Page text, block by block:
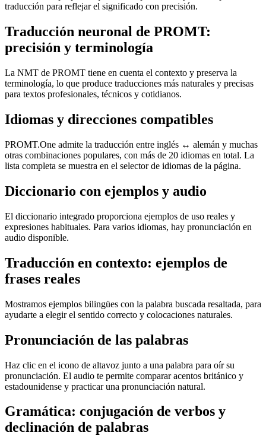
traducción para reflejar el significado con precisión.
Traducción neuronal de PROMT:
precisión y terminología
La NMT de PROMT tiene en cuenta el contexto y preserva la
terminología, lo que produce traducciones más naturales y precisas
para textos profesionales, técnicos y cotidianos.
Idiomas y direcciones compatibles
PROMT.One admite la traducción entre inglés ↔ alemán y muchas
otras combinaciones populares, con más de 20 idiomas en total. La
lista completa se muestra en el selector de idiomas de la página.
Diccionario con ejemplos y audio
El diccionario integrado proporciona ejemplos de uso reales y
expresiones habituales. Para varios idiomas, hay pronunciación en
audio disponible.
Traducción en contexto: ejemplos de
frases reales
Mostramos ejemplos bilingües con la palabra buscada resaltada, para
ayudarte a elegir el sentido correcto y colocaciones naturales.
Pronunciación de las palabras
Haz clic en el icono de altavoz junto a una palabra para oír su
pronunciación. El audio te permite comparar acentos británico y
estadounidense y practicar una pronunciación natural.
Gramática: conjugación de verbos y
declinación de palabras